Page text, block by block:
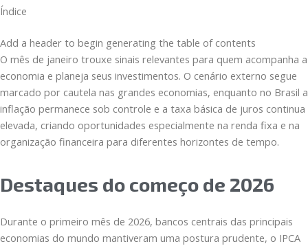
Índice
Add a header to begin generating the table of contents
O mês de janeiro trouxe sinais relevantes para quem acompanha a
economia e planeja seus investimentos. O cenário externo segue
marcado por cautela nas grandes economias, enquanto no Brasil a
inflação permanece sob controle e a taxa básica de juros continua
elevada, criando oportunidades especialmente na renda fixa e na
organização financeira para diferentes horizontes de tempo.
Destaques do começo de 2026
Durante o primeiro mês de 2026, bancos centrais das principais
economias do mundo mantiveram uma postura prudente, o IPCA